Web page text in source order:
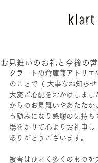
お見舞いのお礼と今後の
クラートの倉庫兼アトリエ
のことで（ 大事なお知らせ
大変ご心配をおかけしまし
からのお見舞いやあたたか
も励みになり感謝の気持ち
場をかりて心よりお礼申し
ありがとうございます。
被害はひどく多くのものを